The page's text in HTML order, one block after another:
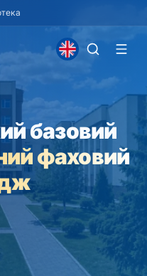
базовий
фаховий